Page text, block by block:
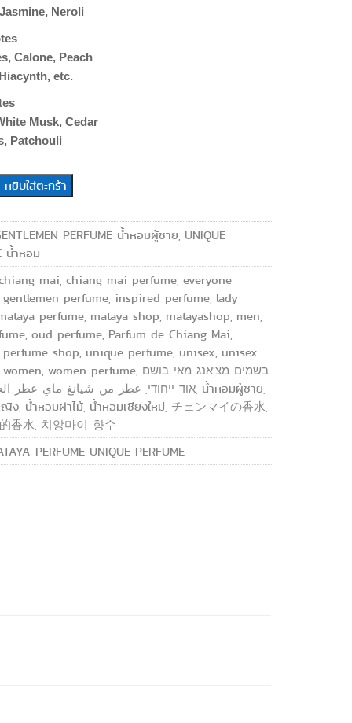
Neroli
Calone, Peach
etc.
Musk, Cedar
Patchouli
หยิบใส่ตะกร้า
PERFUME น้ำหอมผู้ชาย, UNIQUE
น้ำหอม
mai,chiang mai perfume,everyone
gentlemen perfume, inspired perfume, lady
perfume, mataya shop, matayashop, men,
,oud perfume, Parfum de Chiang Mai,
perfume shop, unique perfume, unisex, unisex
women,women perfume, בשמים מצ'אנג מאי בושם
אוד ייחודי, عطر من شيانغ ماي عطر , น้ำหอมผู้ชาย,
ญิง, น้ำหอมฝาไม้, น้ำหอมเชียงใหม่,チェンマイの香水,
香水, 치앙마이 향수
PERFUME UNIQUE PERFUME